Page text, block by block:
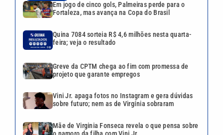
Em jogo de cinco gols, Palmeiras perde para o
Fortaleza, mas avança na Copa do Brasil
Quina 7084 sorteia R$ 4,6 milhões nesta quarta-
feira; veja o resultado
Greve da CPTM chega ao fim com promessa de
projeto que garante empregos
Vini Jr. apaga fotos no Instagram e gera dúvidas
sobre futuro; nem as de Virgínia sobraram
Mãe de Virginia Fonseca revela o que pensa sobre